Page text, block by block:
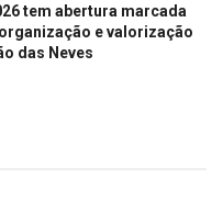
tem abertura marcada
e valorização
das Neves